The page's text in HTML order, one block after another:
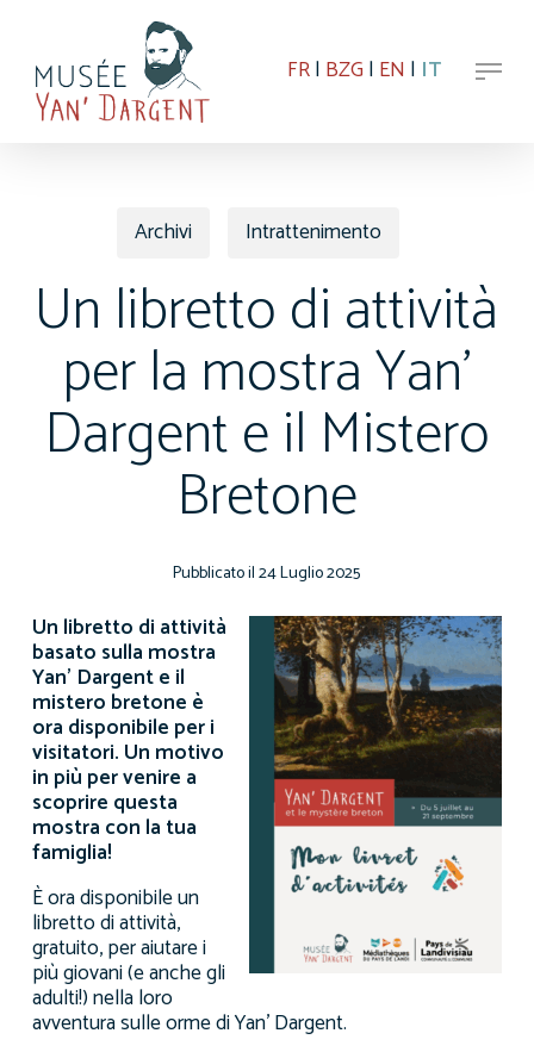
main
content FR| BZG | EN | IT Menu
Archivi Intrattenimento
Un libretto di attività
per la mostra Yan’
Dargent e il Mistero
Bretone
24 Luglio 2025
Un libretto di attività
basato sulla mostra
Yan’ Dargent e il
mistero bretone è
ora disponibile per i
visitatori. Un motivo
in più per venire a
scoprire questa
mostra con la tua
famiglia!
È ora disponibile un
libretto di attività,
gratuito, per aiutare i
più giovani (e anche gli
adulti!) nella loro
avventura sulle orme di Yan’ Dargent.